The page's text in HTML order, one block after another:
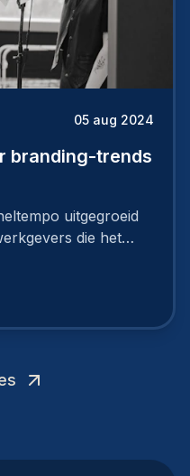
05 aug 2024
branding-trends
uitgegroeid
die het